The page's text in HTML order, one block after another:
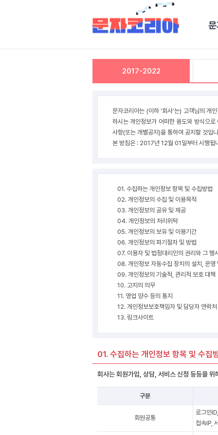
2017-2022
문자코리아는 (이하 '회사'는) 고객님의 개
하시는 개인정보가 어떠한 용도와 방식으
사항(또는 개별공지)을 통하여 공지할 것입
본 방침은 : 2017년 12월 01일부터 시행됩
01. 수집하는 개인정보 항목 및 수집방법
02. 개인정보의 수집 및 이용목적
03. 개인정보의 공유 및 제공
04. 개인정보의 처리위탁
05. 개인정보의 보유 및 이용기간
06. 개인정보의 파기절차 및 방법
07. 이용자 및 법정대리인의 권리와 그 행
08. 개인정보 자동수집 장치의 설치, 운영
09. 개인정보의 기술적, 관리적 보호 대책
10. 고지의 의무
11. 영업 양수 등의 통지
12. 개인정보보호책임자 및 담당자 연락처
13. 링크사이트
01. 수집하는 개인정보 항목 및 수집
회사는 회원가입, 상담, 서비스 신청 등등을
구분
회원공통
로그인
접속IP,